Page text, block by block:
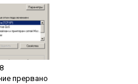
прервано